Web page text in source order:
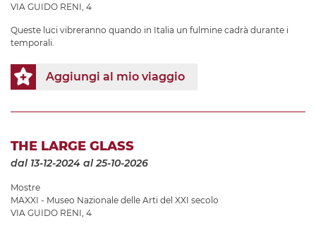
VIA GUIDO RENI, 4
Queste luci vibreranno quando in Italia un fulmine cadrà durante i
temporali.
Aggiungi al mio viaggio
THE LARGE GLASS
dal 13-12-2024 al 25-10-2026
Mostre
MAXXI - Museo Nazionale delle Arti del XXI secolo
VIA GUIDO RENI, 4